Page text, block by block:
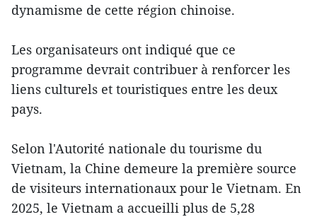
dynamisme de cette région chinoise.
Les organisateurs ont indiqué que ce
programme devrait contribuer à renforcer les
liens culturels et touristiques entre les deux
pays.
Selon l'Autorité nationale du tourisme du
Vietnam, la Chine demeure la première source
de visiteurs internationaux pour le Vietnam. En
2025, le Vietnam a accueilli plus de 5,28